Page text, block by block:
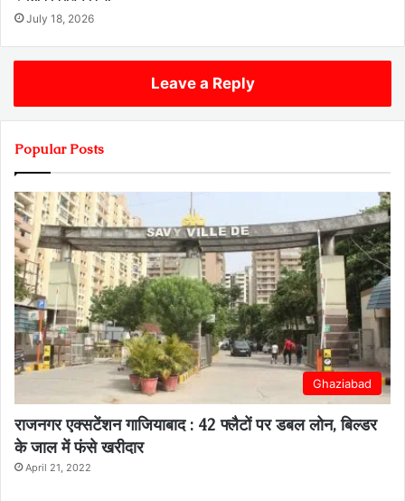
July 18, 2026
Leave a Reply
Popular Posts
Ghaziabad
राजनगर एक्सटेंशन गाजियाबाद : 42 फ्लैटों पर डबल लोन, बिल्डर
के जाल में फंसे खरीदार
April 21, 2022